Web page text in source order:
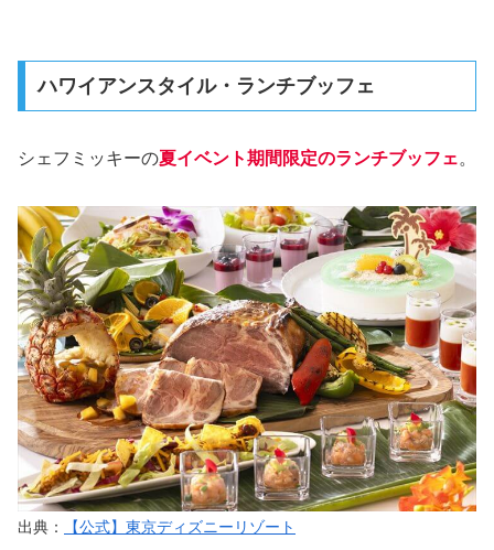
ハワイアンスタイル・ランチブッフェ
シェフミッキーの夏イベント期間限定のランチブッフェ。
出典： 【公式】東京ディズニーリゾート